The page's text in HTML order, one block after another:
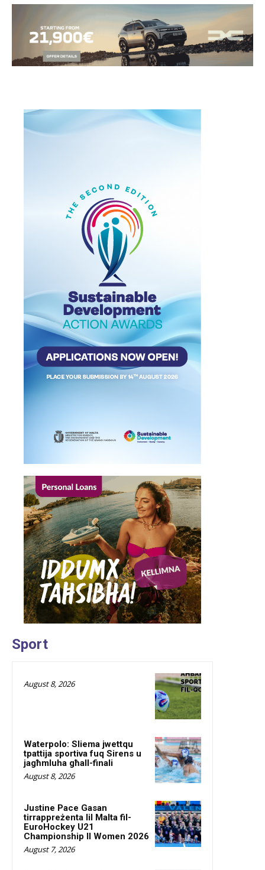
Sport
August 8, 2026
Waterpolo: Sliema jwettqu
tpattija sportiva fuq Sirens u
jagħmluha għall-finali
August 8, 2026
Justine Pace Gasan
tirrappreżenta lil Malta fil-
EuroHockey U21
Championship II Women 2026
August 7, 2026